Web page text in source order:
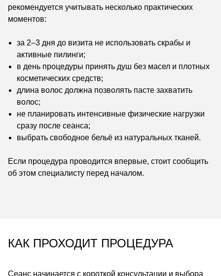
рекомендуется учитывать несколько практических
моментов:
за 2–3 дня до визита не использовать скрабы и
активные пилинги;
в день процедуры принять душ без масел и плотных
косметических средств;
длина волос должна позволять пасте захватить
волос;
не планировать интенсивные физические нагрузки
сразу после сеанса;
выбрать свободное бельё из натуральных тканей.
Если процедура проводится впервые, стоит сообщить
об этом специалисту перед началом.
КАК ПРОХОДИТ ПРОЦЕДУРА
Сеанс начинается с короткой консультации и выбора